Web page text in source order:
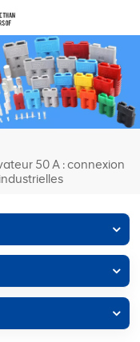
50 A : connexion